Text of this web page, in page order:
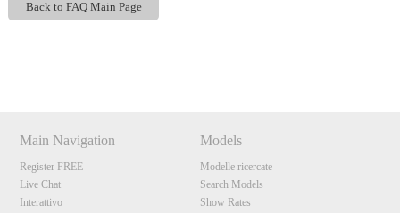
Back to FAQ Main Page
Main Navigation
Register FREE
Live Chat
Interattivo
Models
Modelle ricercate
Search Models
Show Rates
120
F
R
E
E
C
R
E
DI
T